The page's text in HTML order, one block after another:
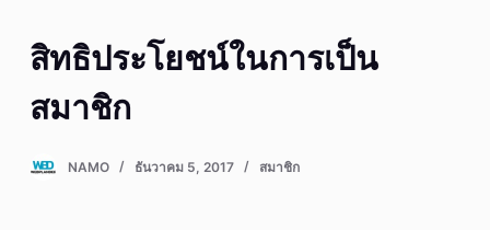
o
o
สิทธิประโยชน์ในการเป็น
สมาชิก
NAMO ธันวาคม 5, 2017 สมาชิก